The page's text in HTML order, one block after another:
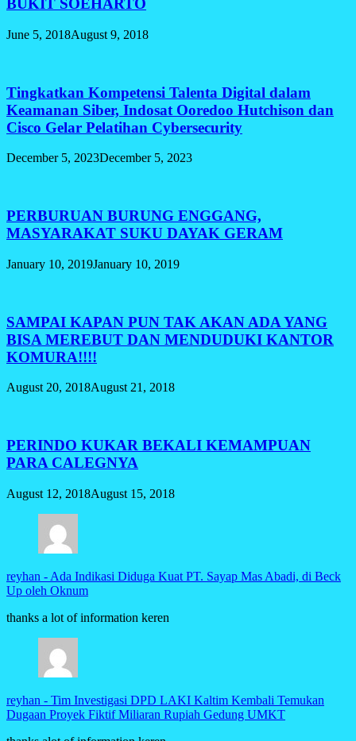
BUKIT SOEHARTO
June 5, 2018August 9, 2018
Tingkatkan Kompetensi Talenta Digital dalam
Keamanan Siber, Indosat Ooredoo Hutchison dan
Cisco Gelar Pelatihan Cybersecurity
December 5, 2023December 5, 2023
PERBURUAN BURUNG ENGGANG,
MASYARAKAT SUKU DAYAK GERAM
January 10, 2019January 10, 2019
SAMPAI KAPAN PUN TAK AKAN ADA YANG
BISA MEREBUT DAN MENDUDUKI KANTOR
KOMURA!!!!
August 20, 2018August 21, 2018
PERINDO KUKAR BEKALI KEMAMPUAN
PARA CALEGNYA
August 12, 2018August 15, 2018
reyhan - Ada Indikasi Diduga Kuat PT. Sayap Mas Abadi, di Beck
Up oleh Oknum
thanks a lot of information keren
reyhan - Tim Investigasi DPD LAKI Kaltim Kembali Temukan
Dugaan Proyek Fiktif Miliaran Rupiah Gedung UMKT